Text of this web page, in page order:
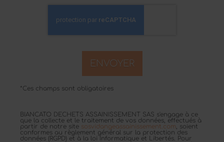
*Ces champs sont obligatoires
BIANCATO DECHETS ASSAINISSEMENT SAS s'engage à ce
que la collecte et le traitement de vos données, effectués à
partir de notre site sosvidangeassainissement.com, soient
conformes au règlement général sur la protection des
données (RGPD) et à la loi Informatique et Libertés. Pour